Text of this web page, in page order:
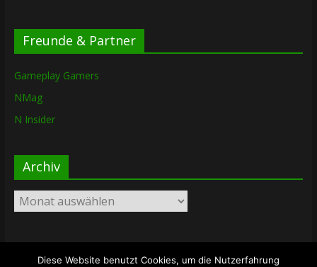
Freunde & Partner
Gameplay Gamers
NMag
N Insider
Archiv
Archiv
Diese Website benutzt Cookies, um die Nutzerfahrung